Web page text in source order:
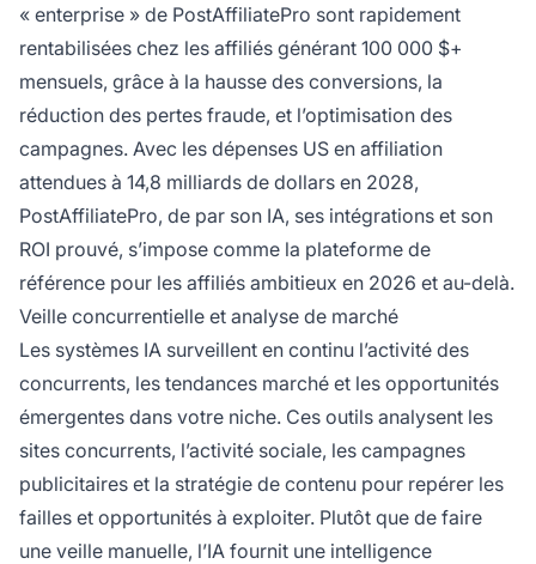
« enterprise » de PostAffiliatePro sont rapidement
rentabilisées chez les affiliés générant 100 000 $+
mensuels, grâce à la hausse des conversions, la
réduction des pertes fraude, et l’optimisation des
campagnes. Avec les dépenses US en affiliation
attendues à 14,8 milliards de dollars en 2028,
PostAffiliatePro, de par son IA, ses intégrations et son
ROI prouvé, s’impose comme la plateforme de
référence pour les affiliés ambitieux en 2026 et au-delà.
Veille concurrentielle et analyse de marché
Les systèmes IA surveillent en continu l’activité des
concurrents, les tendances marché et les opportunités
émergentes dans votre niche. Ces outils analysent les
sites concurrents, l’activité sociale, les campagnes
publicitaires et la stratégie de contenu pour repérer les
failles et opportunités à exploiter. Plutôt que de faire
une veille manuelle, l’IA fournit une intelligence